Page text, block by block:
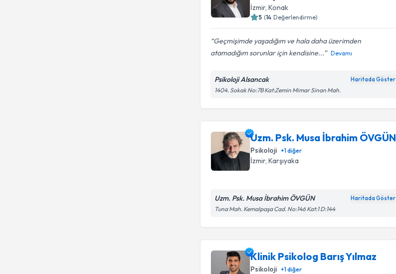
İzmir, Konak
5 (14 Değerlendirme)
Geçmişimde yaşadığım ve hala daha üzerimden
atamadığım sorunlar için kendisine...
Devamı
Psikoloji Alsancak Haritada Göster
1404. Sokak No:7B Kat:Zemin Mimar Sinan Mah.
Uzm. Psk. Musa İbrahim ÖVGÜN
Psikoloji +1diğer
İzmir, Karşıyaka
Uzm. Psk. Musa İbrahim ÖVGÜN Haritada Göster
Tuna Mah. Kemalpaşa Cad. No:146 Kat:1 D:144
Klinik Psikolog Barış Yılmaz
Psikoloji +1diğer